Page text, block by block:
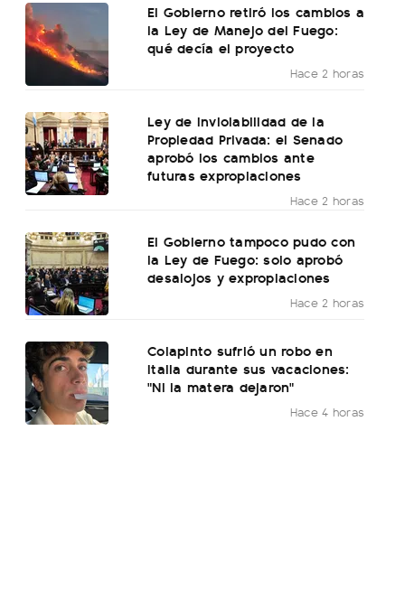
El Gobierno retiró los cambios a
la Ley de Manejo del Fuego:
qué decía el proyecto
Hace 2 horas
Ley de Inviolabilidad de la
Propiedad Privada: el Senado
aprobó los cambios ante
futuras expropiaciones
Hace 2 horas
El Gobierno tampoco pudo con
la Ley de Fuego: solo aprobó
desalojos y expropiaciones
Hace 2 horas
Colapinto sufrió un robo en
Italia durante sus vacaciones:
"Ni la matera dejaron"
Hace 4 horas